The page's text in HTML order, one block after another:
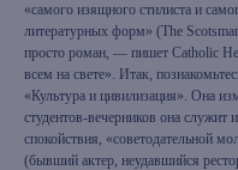
«самого изящного стилиста и
литературных форм» (The
просто роман, — пишет Catholic
всем на свете». Итак,
«Культура и цивилизация». Она
студентов-вечерников она
спокойствия, «советодательной
(бывший актер, неудавшийся